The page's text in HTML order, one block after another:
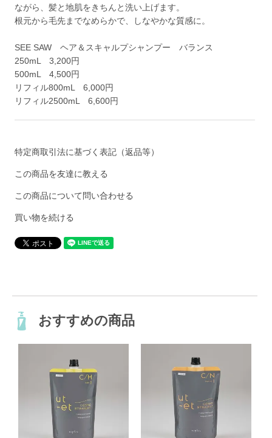
ながら、髪と地肌をきちんと洗い上げます。
根元から毛先までなめらかで、しなやかな質感に。
SEE SAW ヘア＆スキャルプシャンプー バランス
250mL 3,200円
500mL 4,500円
リフィル800mL 6,000円
リフィル2500mL 6,600円
特定商取引法に基づく表記（返品等）
この商品を友達に教える
この商品について問い合わせる
買い物を続ける
おすすめの商品